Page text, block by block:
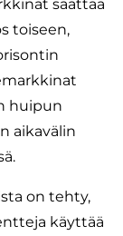
saattaa
toiseen,
huipun
aikavälin
on tehty,
käyttää